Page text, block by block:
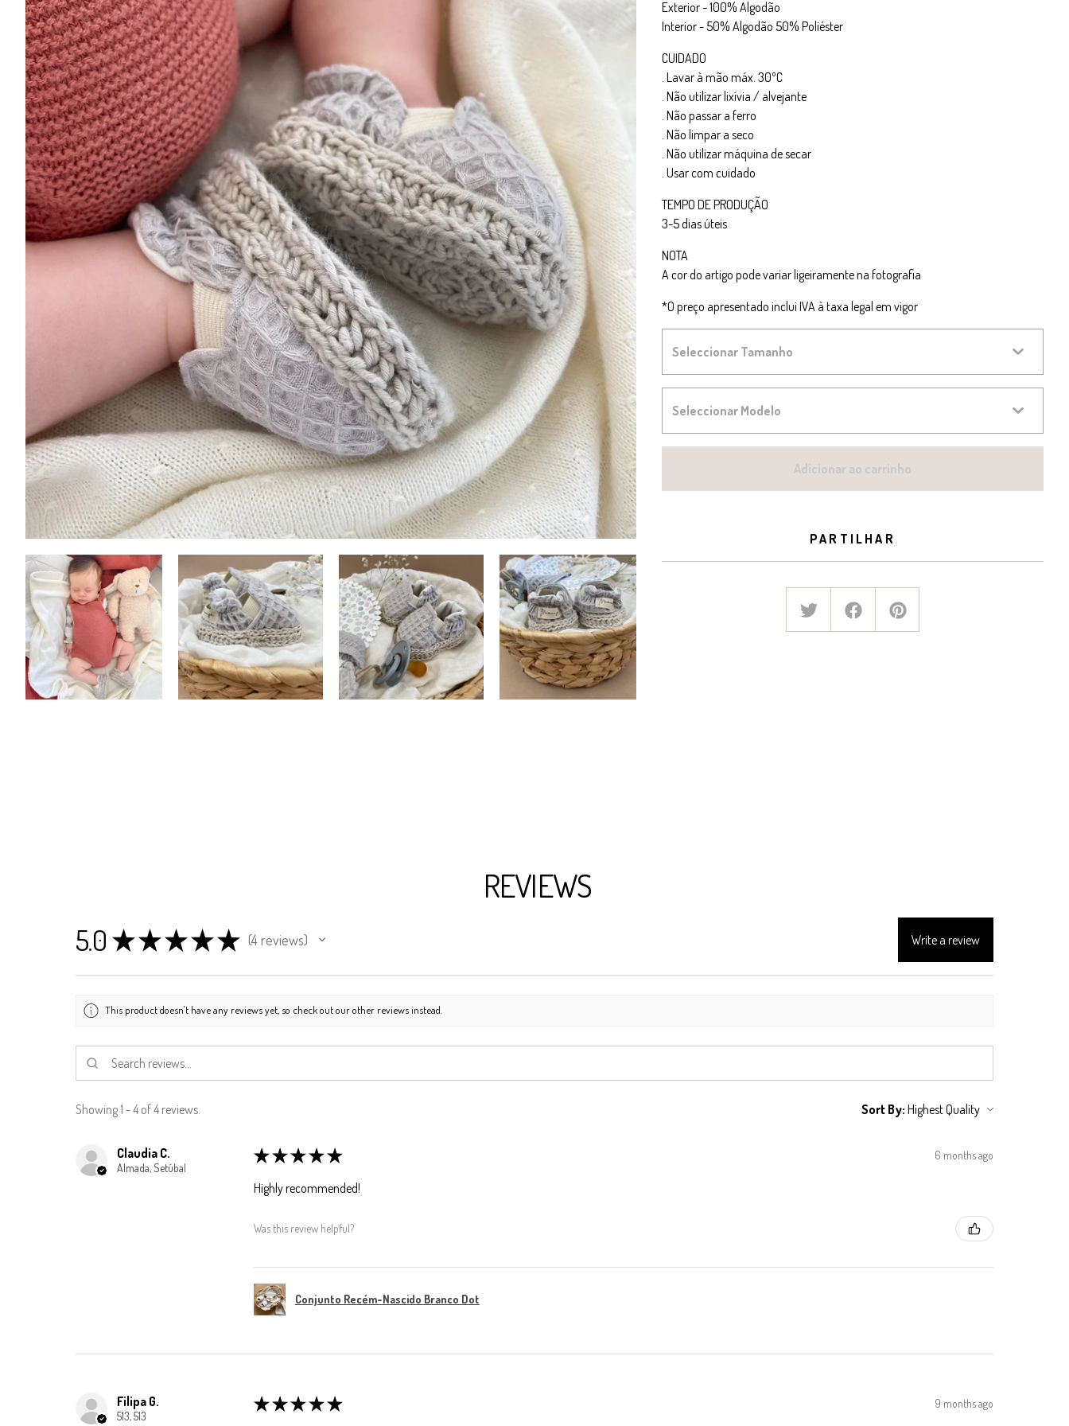
Exterior - 100% Algodão
Interior - 50% Algodão 50% Poliéster
CUIDADO
. Lavar à mão máx. 30ºC
. Não utilizar lixívia / alvejante
. Não passar a ferro
. Não limpar a seco
. Não utilizar máquina de secar
. Usar com cuidado
TEMPO DE PRODUÇÃO
3-5 dias úteis
NOTA
A cor do artigo pode variar ligeiramente na fotografia
*O preço apresentado inclui IVA à taxa legal em vigor
Adicionar ao carrinho
PARTILHAR
REVIEWS
5.0 ★★★★★ 4reviews
4 Write a review
This product doesn't have any reviews yet, so check out our other reviews instead.
Showing 1 - 4 of 4 reviews. Sort By:
Claudia C.
Almada, Setúbal
★ ★ ★ ★ ★ 6 months ago
Highly recommended!
Was this review helpful?
Conjunto Recém-Nascido Branco Dot
Filipa G.
513, 513
★ ★ ★ ★ ★ 9 months ago